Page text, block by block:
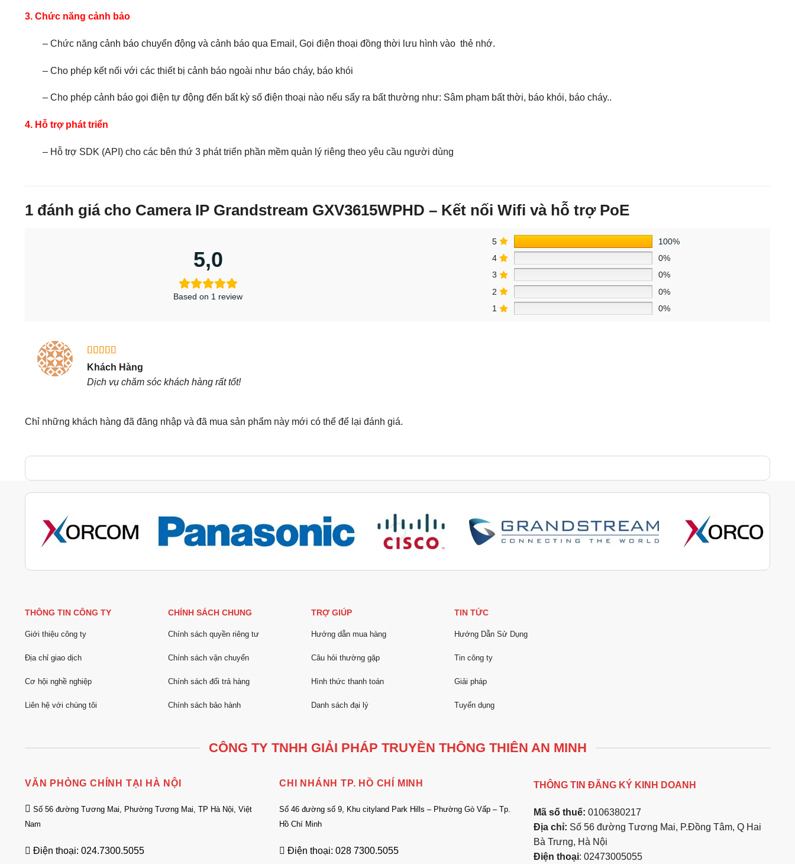
3. Chức năng cảnh bảo
– Chức năng cảnh báo chuyển động và cảnh báo qua Email, Gọi điện thoại đồng thời lưu hình vào thẻ nhớ.
– Cho phép kết nối với các thiết bị cảnh báo ngoài như báo cháy, báo khói
– Cho phép cảnh báo gọi điện tự động đến bất kỳ số điện thoại nào nếu sẩy ra bất thường như: Sâm phạm bất thời, báo khói, báo cháy..
4. Hỗ trợ phát triển
– Hỗ trợ SDK (API) cho các bên thứ 3 phát triển phần mềm quản lý riêng theo yêu cầu người dùng
1 đánh giá cho Camera IP Grandstream GXV3615WPHD – Kết nối Wifi và hỗ trợ PoE
5,0
Based on 1 review
5
100%
4
0%
3
0%
2
0%
1
0%
Được xếp
hạng55
sao
Khách Hàng
Dịch vụ chăm sóc khách hàng rất tốt!
Chỉ những khách hàng đã đăng nhập và đã mua sản phẩm này mới có thể để lại đánh giá.
THÔNG TIN CÔNG TY
Giới thiệu công ty
Địa chỉ giao dịch
Cơ hội nghề nghiệp
Liên hệ với chúng tôi
CHÍNH SÁCH CHUNG
Chính sách quyền riêng tư
Chính sách vận chuyển
Chính sách đổi trả hàng
Chính sách bảo hành
TRỢ GIÚP
Hướng dẫn mua hàng
Câu hỏi thường gặp
Hình thức thanh toán
Danh sách đại lý
TIN TỨC
Hướng Dẫn Sử Dụng
Tin công ty
Giải pháp
Tuyển dụng
CÔNG TY TNHH GIẢI PHÁP TRUYỀN THÔNG THIÊN AN MINH
VĂN PHÒNG CHÍNH TẠI HÀ NỘI
Số 56 đường Tương Mai, Phường Tương Mai, TP Hà Nội, Việt
Nam
Điện thoại: 024.7300.5055
CHI NHÁNH TP. HỒ CHÍ MINH
Số 46 đường số 9, Khu cityland Park Hills – Phường Gò Vấp – Tp.
Hồ Chí Minh
Điện thoại: 028 7300.5055
THÔNG TIN ĐĂNG KÝ KINH DOANH
Mã số thuế: 0106380217
Địa chỉ: Số 56 đường Tương Mai, P.Đồng Tâm, Q Hai
Bà Trưng, Hà Nội
Điện thoại: 02473005055